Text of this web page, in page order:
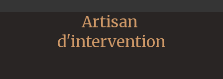
Artisan
d'intervention